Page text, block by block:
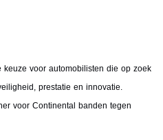
voor automobilisten die op zoek
prestatie en innovatie.
voor Continental banden tegen